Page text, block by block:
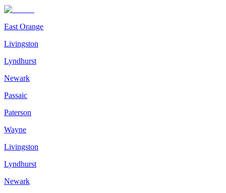
East Orange
Livingston
Lyndhurst
Newark
Passaic
Paterson
Wayne
Livingston
Lyndhurst
Newark